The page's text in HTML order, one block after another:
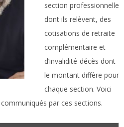
section professionnelle
dont ils relèvent, des
cotisations de retraite
complémentaire et
d’invalidité-décès dont
le montant diffère pour
chaque section. Voici
par ces sections.